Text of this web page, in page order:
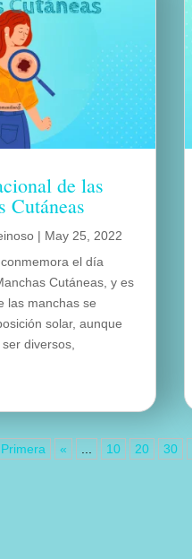
de las
Cutáneas
| May 25, 2022
el día
Cutáneas, y es
las manchas se
solar, aunque
diversos,
« ... 10 20 30